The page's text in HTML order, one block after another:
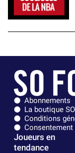
Abonnements
La boutique
Conditions
Consentement
Joueurs en
tendance